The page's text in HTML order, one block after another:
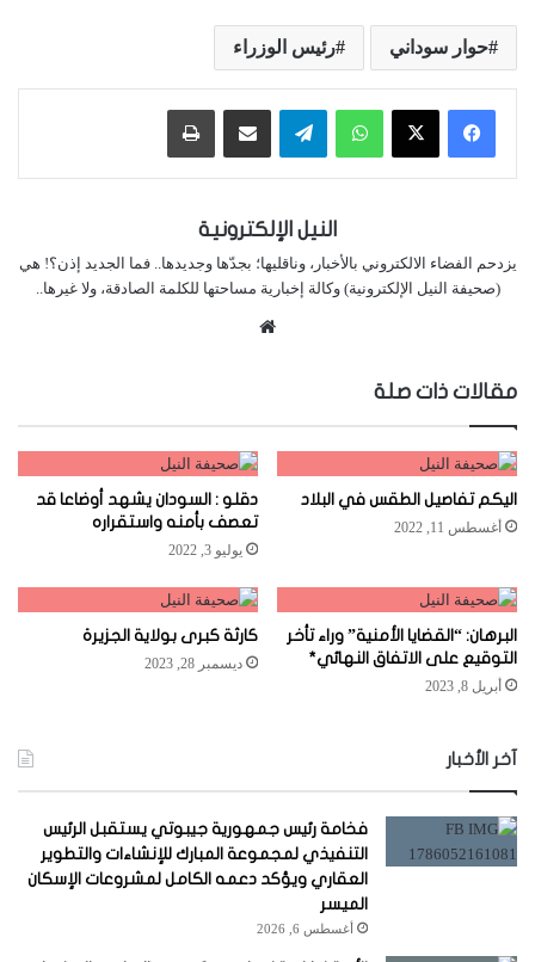
حوار سوداني رئيس الوزراء
واتساب تيلقرام مشاركة عبر البريد طباعة
النيل الإلكترونية
يزدحم الفضاء الالكتروني بالأخبار، وناقليها؛ بجدّها وجديدها.. فما الجديد إذن؟! هي
(صحيفة النيل الإلكترونية) وكالة إخبارية مساحتها للكلمة الصادقة، ولا غيرها..
مقالات ذات صلة
اليكم تفاصيل الطقس في البلاد
أغسطس 11, 2022
دقلو : السودان يشهد أوضاعا قد
تعصف بأمنه واستقراره
يوليو 3, 2022
البرهان: “القضايا الأمنية” وراء تأخر
التوقيع على الاتفاق النهائي*
أبريل 8, 2023
كارثة كبرى بولاية الجزيرة
ديسمبر 28, 2023
آخر الأخبار
فخامة رئيس جمهورية جيبوتي يستقبل الرئيس
التنفيذي لمجموعة المبارك للإنشاءات والتطوير
العقاري ويؤكد دعمه الكامل لمشروعات الإسكان
الميسر
أغسطس 6, 2026